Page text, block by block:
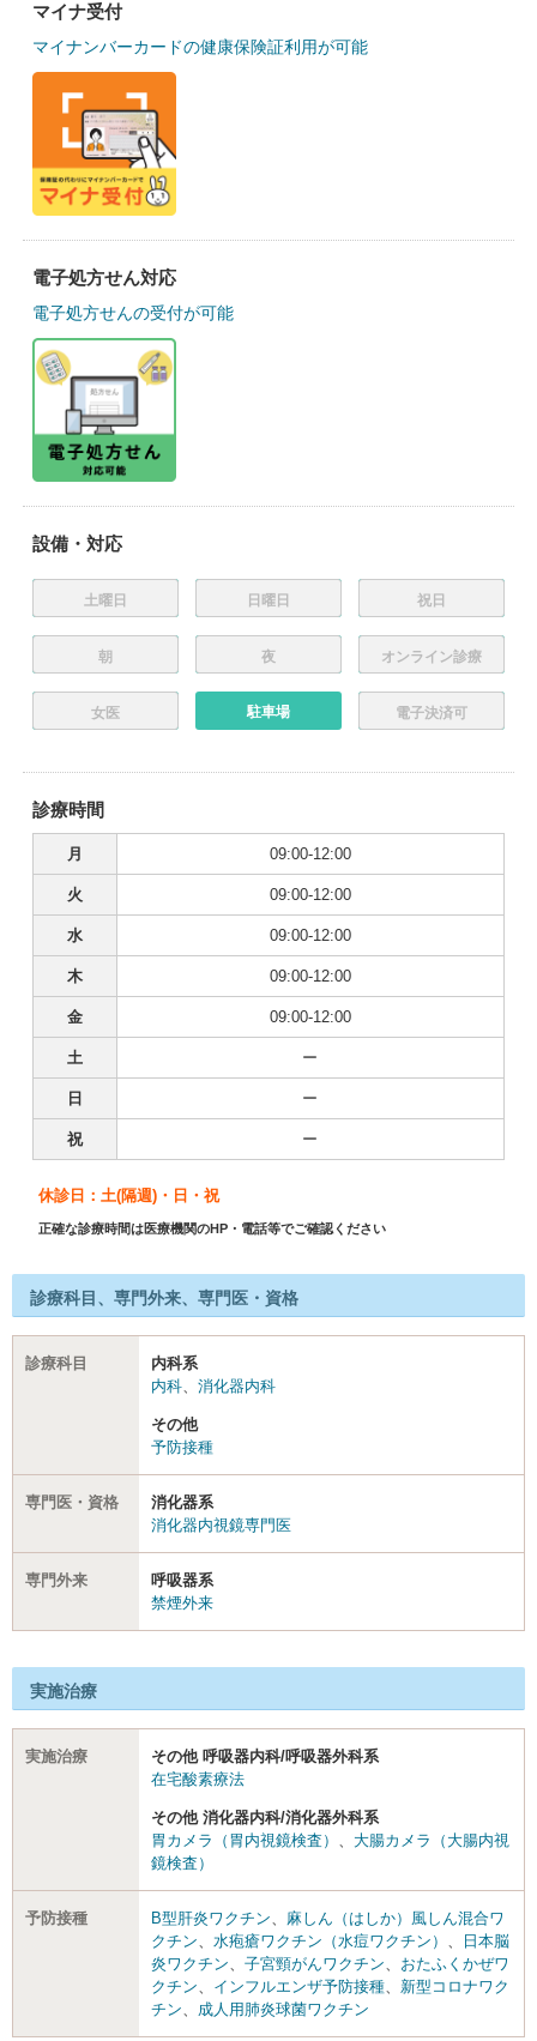
マイナ受付
マイナンバーカードの健康保険証利用が可能
電子処方せん対応
電子処方せんの受付が可能
設備・対応
土曜日 日曜日 祝日
朝 夜 オンライン診療
女医 駐車場 電子決済可
診療時間
月 09:00-12:00
火 09:00-12:00
水 09:00-12:00
木 09:00-12:00
金 09:00-12:00
土 ー
日 ー
祝 ー
休診日：土(隔週)・日・祝
正確な診療時間は医療機関のHP・電話等でご確認ください
診療科目、専門外来、専門医・資格
診療科目
内科系
内科、 消化器内科
その他
予防接種
専門医・資格
消化器系
消化器内視鏡専門医
専門外来
呼吸器系
禁煙外来
実施治療
実施治療
その他 呼吸器内科/呼吸器外科系
在宅酸素療法
その他 消化器内科/消化器外科系
胃カメラ（胃内視鏡検査） 、 大腸カメラ（大腸内視
鏡検査）
予防接種 B型肝炎ワクチン、 麻しん（はしか）風しん混合ワ
クチン、 水疱瘡ワクチン（水痘ワクチン） 、
日本脳
炎ワクチン、 子宮頸がんワクチン、 おたふくかぜワ
クチン、 インフルエンザ予防接種、 新型コロナワク
チン、 成人用肺炎球菌ワクチン